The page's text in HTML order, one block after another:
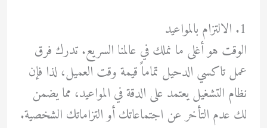
1. الالتزام بالمواعيد
الوقت هو أغلى ما نملك في عالمنا السريع. تدرك فرق
عمل تاكسي الدحيل تماماً قيمة وقت العميل، لذا فإن
نظام التشغيل يعتمد على الدقة في المواعيد، مما يضمن
لك عدم التأخر عن اجتماعاتك أو التزاماتك الشخصية.